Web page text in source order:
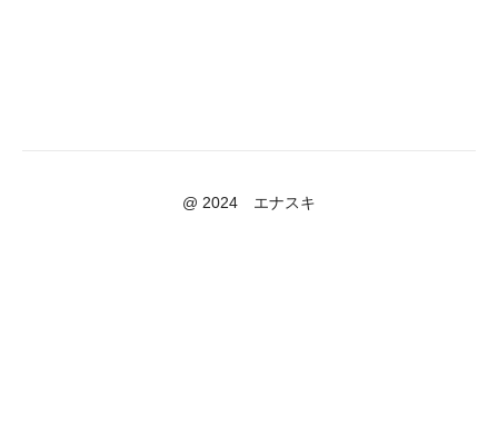
@ 2024 エナスキ